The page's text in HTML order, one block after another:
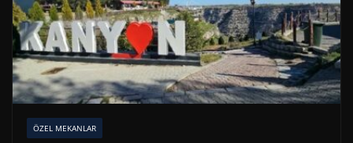
ÖZEL MEKANLAR